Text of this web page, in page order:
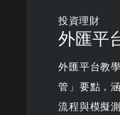
投資理財
外匯平
外匯平台教
管」要點，
流程與模擬